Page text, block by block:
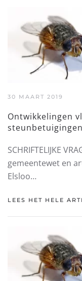
30 MAART 2019
Ontwikkelingen
SCHRIFTELIJKE
gemeentewet en
Elsloo…
LEES HET HELE